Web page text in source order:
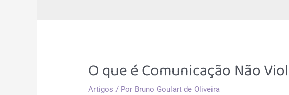
O que é Comunicação Não
Artigos / Por Bruno Goulart de Oliveira